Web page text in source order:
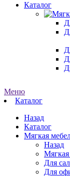
Каталог
Меню
Каталог
Назад
Каталог
Мягкая
Назад
Для
Для